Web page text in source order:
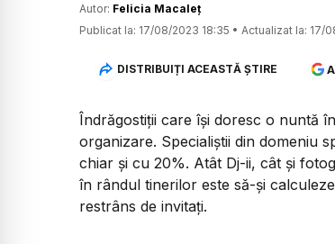
Autor: Felicia Macaleț
Publicat la: 17/08/2023 18:35 • Actualizat la: 17/
DISTRIBUIȚI ACEASTĂ ȘTIRE
Îndrăgostiții care își doresc o nuntă
organizare. Specialiștii din domeniu
chiar și cu 20%. Atât Dj-ii, cât și
în rândul tinerilor este să-și
restrâns de invitați.